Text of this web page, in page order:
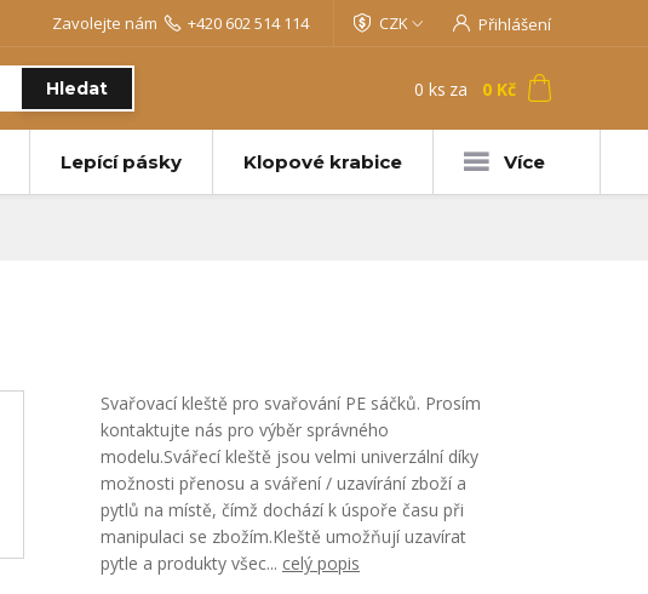
CZK Přihlášení
Hledat
Zavolejte nám +420 602 514 114
0 ks za 0 Kč
Lepící pásky Klopové krabice Více
Svařovací kleště pro svařování PE sáčků. Prosím
kontaktujte nás pro výběr správného
modelu.Svářecí kleště jsou velmi univerzální díky
možnosti přenosu a sváření / uzavírání zboží a
pytlů na místě, čímž dochází k úspoře času při
manipulaci se zbožím.Kleště umožňují uzavírat
pytle a produkty všec... celý popis